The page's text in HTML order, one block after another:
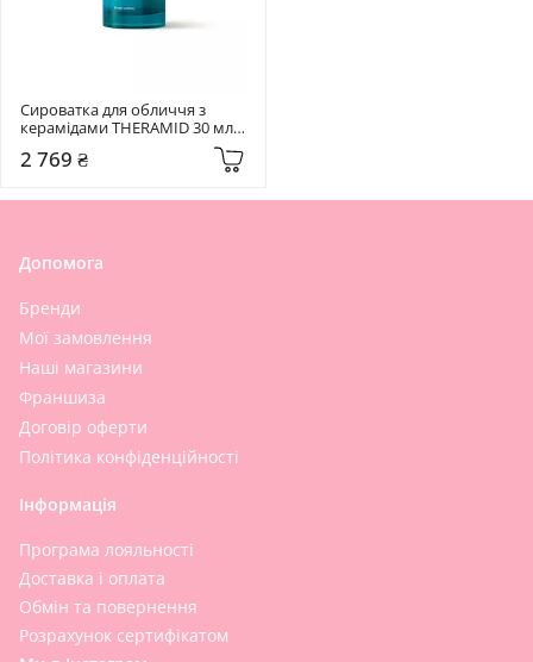
Сироватка для обличчя з
керамідами THERAMID 30 мл
2 769 ₴
Допомога
Бренди
Мої замовлення
Наші магазини
Франшиза
Договір оферти
Політика конфіденційності
Інформація
Програма лояльності
Доставка і оплата
Обмін та повернення
Розрахунок сертифікатом